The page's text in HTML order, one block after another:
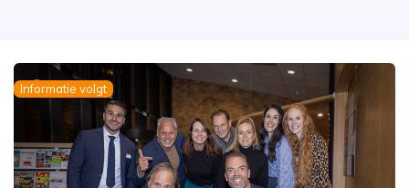
Informatie volgt